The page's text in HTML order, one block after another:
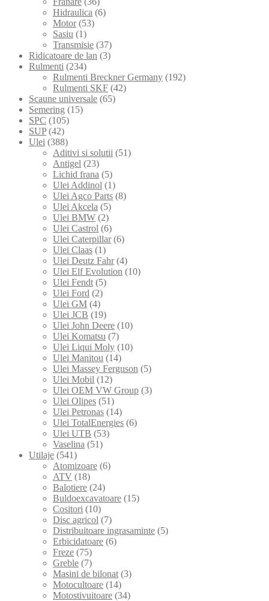
Hidraulica (6)
Motor (53)
Sasiu (1)
Transmisie (37)
Ridicatoare de lan (3)
Rulmenti (234)
Rulmenti Breckner Germany (192)
Rulmenti SKF (42)
Scaune universale (65)
Semering (15)
SPC (105)
SUP (42)
Ulei (388)
Aditivi si solutii (51)
Antigel (23)
Lichid frana (5)
Ulei Addinol (1)
Ulei Agco Parts (8)
Ulei Akcela (5)
Ulei BMW (2)
Ulei Castrol (6)
Ulei Caterpillar (6)
Ulei Claas (1)
Ulei Deutz Fahr (4)
Ulei Elf Evolution (10)
Ulei Fendt (5)
Ulei Ford (2)
Ulei GM (4)
Ulei JCB (19)
Ulei John Deere (10)
Ulei Komatsu (7)
Ulei Liqui Moly (10)
Ulei Manitou (14)
Ulei Massey Ferguson (5)
Ulei Mobil (12)
Ulei OEM VW Group (3)
Ulei Olipes (51)
Ulei Petronas (14)
Ulei TotalEnergies (6)
Ulei UTB (53)
Vaselina (51)
Utilaje (541)
Atomizoare (6)
ATV (18)
Balotiere (24)
Buldoexcavatoare (15)
Cositori (10)
Disc agricol (7)
Distribuitoare ingrasaminte (5)
Erbicidatoare (6)
Freze (75)
Greble (7)
Masini de bilonat (3)
Motocultoare (14)
Motostivuitoare (34)